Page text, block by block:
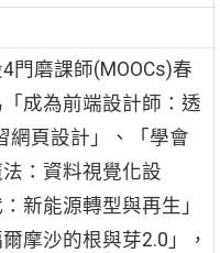
門磨課師(MOOCs)春
成為前端設計師：透
網頁設計」、「學會
：資料視覺化設
新能源轉型與再生」
摩沙的根與芽2.0」，